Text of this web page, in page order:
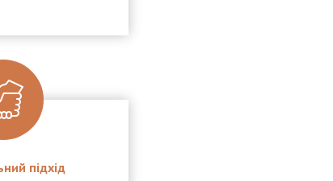
підхід